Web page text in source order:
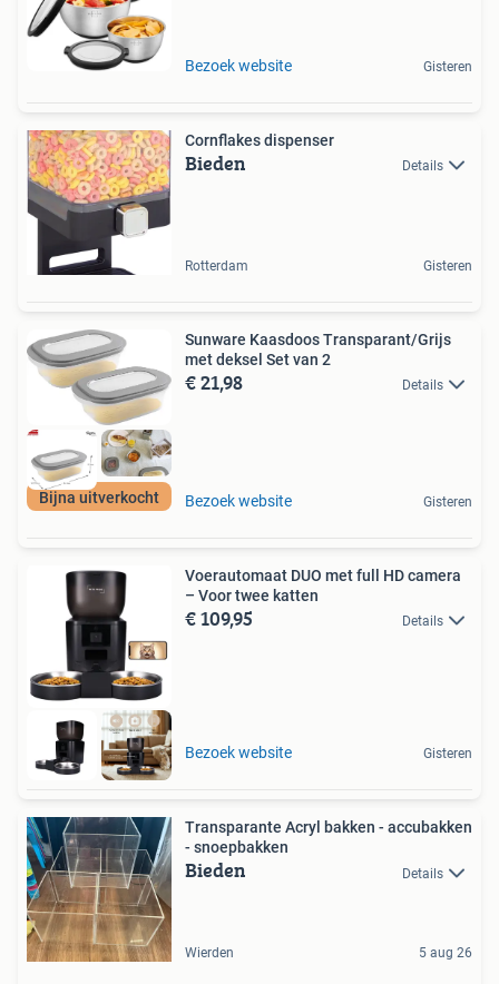
Bezoek website Gisteren
Cornflakes dispenser
Bieden Details
Rotterdam Gisteren
Bijna uitverkocht
Sunware Kaasdoos Transparant/Grijs
met deksel Set van 2
€ 21,98 Details
Bezoek website Gisteren
Voerautomaat DUO met full HD camera
– Voor twee katten
€ 109,95 Details
Bezoek website Gisteren
Transparante Acryl bakken - accubakken
- snoepbakken
Bieden Details
Wierden 5 aug 26